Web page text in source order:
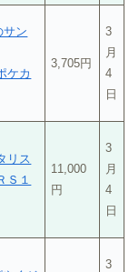
サン
ケカ
3,705円
3
月
4
日
リス
Ｓ１
11,000
円
3
月
4
日
3